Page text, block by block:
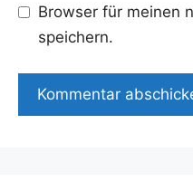
Browser für meinen
speichern.